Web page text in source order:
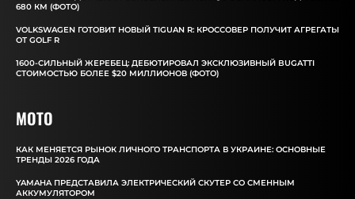
680 КМ (ФОТО)
VOLKSWAGEN ГОТОВИТ НОВЫЙ TIGUAN R: КРОССОВЕР ПОЛУЧИТ АГРЕГАТЫ
ОТ GOLF R
1600-СИЛЬНЫЙ ЖЕРЕБЕЦ: ДЕБЮТИРОВАЛ ЭКСКЛЮЗИВНЫЙ BUGATTI
СТОИМОСТЬЮ БОЛЕЕ $20 МИЛЛИОНОВ (ФОТО)
MOTO
КАК МЕНЯЕТСЯ РЫНОК ЛИЧНОГО ТРАНСПОРТА В УКРАИНЕ: ОСНОВНЫЕ
ТРЕНДЫ 2026 ГОДА
YAMAHA ПРЕДСТАВИЛА ЭЛЕКТРИЧЕСКИЙ СКУТЕР СО СМЕННЫМ
АККУМУЛЯТОРОМ